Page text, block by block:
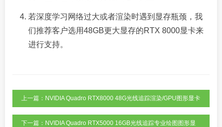
若深度学习网络过大或者渲染时遇到显存瓶颈，我
们推荐客户选用48GB更大显存的RTX 8000显卡来
进行支持。
上一篇：NVIDIA Quadro RTX8000 48G光线追踪渲染/GPU图形显卡
下一篇：NVIDIA Quadro RTX5000 16GB光线追踪专业绘图图形显